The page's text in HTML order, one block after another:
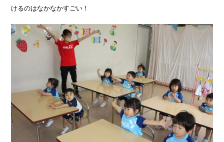
けるのはなかなかすごい！